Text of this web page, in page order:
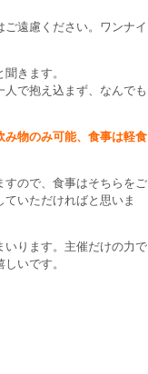
遠慮ください。ワンナイ
きます。
で抱え込まず、なんでも
み物のみ可能、食事は軽食
すので、食事はそちらをご
いただければと思いま
いります。主催だけの力で
いです。